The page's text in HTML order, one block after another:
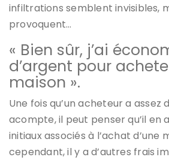
infiltrations semblent invisibles,
provoquent…
« Bien sûr, j’ai
d’argent pour
maison ».
Une fois qu’un acheteur a assez
acompte, il peut penser qu’il en
initiaux associés à l’achat d’une
cependant, il y a d’autres frais